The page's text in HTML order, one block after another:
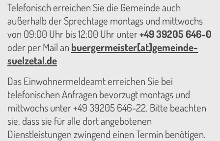
Telefonisch erreichen Sie die Gemeinde auch
außerhalb der Sprechtage montags und mittwochs
von 09:00 Uhr bis 12:00 Uhr unter+49 39205 646-0
oder per Mail an buergermeister[at]gemeinde-
suelzetal.de
Das Einwohnermeldeamt erreichen Sie bei
telefonischen Anfragen bevorzugt montags und
mittwochs unter +49 39205 646-22. Bitte beachten
sie, dass sie für alle dort angebotenen
Dienstleistungen zwingend einen Termin benötigen.